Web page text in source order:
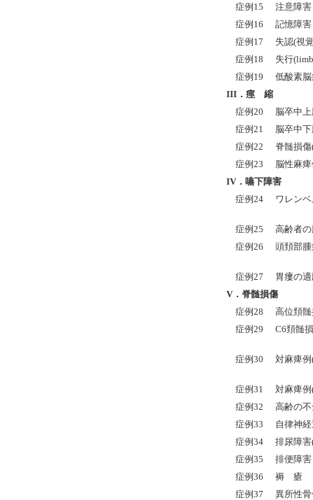
症例15
注意障害
症例16
記憶障害
症例17
失認(視
症例18
失行
症例19
低酸素
III ．痙 縮
症例20
脳卒中
症例21
脳卒中
症例22
脊髄損傷
症例23
脳性麻
IV．嚥下障害
症例24
ワレン
症例25
高齢者
症例26
頭頚部
症例27
胃瘻の
V．脊髄損傷
症例28
高位頚
症例29
C6頚髄
症例30 対麻痺
症例31
対麻痺
症例32
高齢の
症例33
自律神
症例34
排尿障
症例35
排便障害
症例36
褥 瘡
症例37
異所性